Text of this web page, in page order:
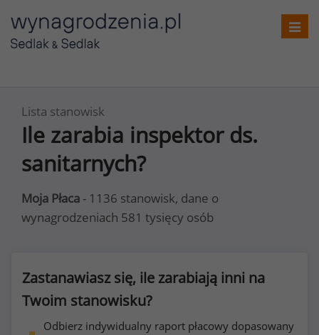
Lista stanowisk
Ile zarabia inspektor ds.
sanitarnych?
Moja Płaca - 1136 stanowisk, dane o
wynagrodzeniach 581 tysięcy osób
Zastanawiasz się, ile zarabiają inni na
Twoim stanowisku?
Odbierz indywidualny raport płacowy dopasowany